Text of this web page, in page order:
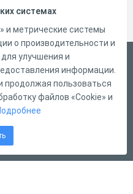
системах
и метрические системы
о производительности и
улучшения и
информации.
продолжая пользоваться
файлов «Cookie» и